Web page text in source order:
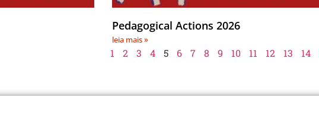
Pedagogical Actions 2026
leia mais »
1 2 3 4 5 6 7 8 9 10 11 12 13 14